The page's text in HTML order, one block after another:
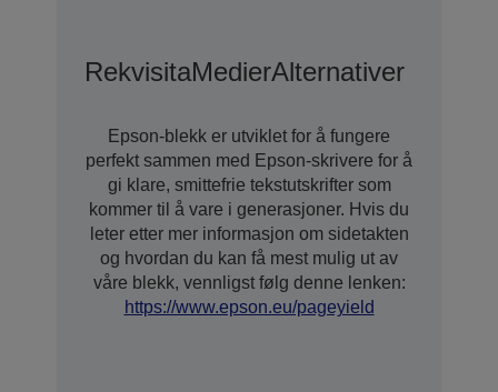
RekvisitaMedierAlternativer
Epson-blekk er utviklet for å fungere
perfekt sammen med Epson-skrivere for å
gi klare, smittefrie tekstutskrifter som
kommer til å vare i generasjoner. Hvis du
leter etter mer informasjon om sidetakten
og hvordan du kan få mest mulig ut av
våre blekk, vennligst følg denne lenken:
https://www.epson.eu/pageyield